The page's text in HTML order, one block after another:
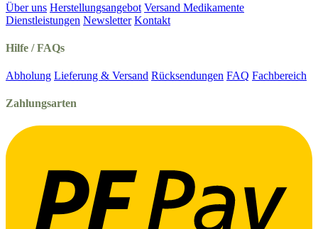
Über uns Herstellungsangebot Versand Medikamente
Dienstleistungen Newsletter Kontakt
Hilfe / FAQs
Abholung Lieferung & Versand Rücksendungen FAQ Fachbereich
Zahlungsarten